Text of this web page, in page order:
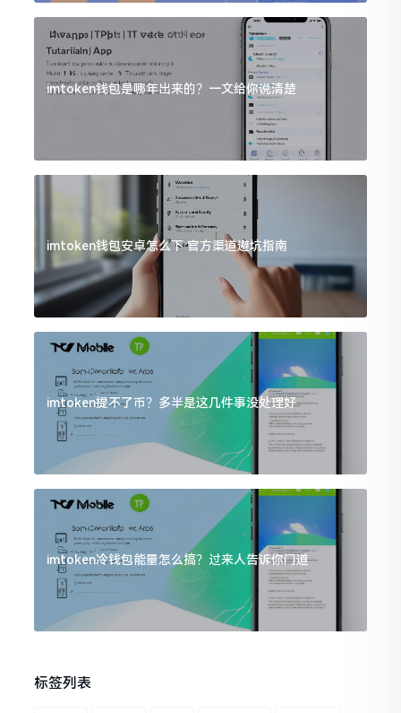
imtoken钱包是哪年出来的？一文给你说清楚
imtoken钱包安卓怎么下 官方渠道避坑指南
imtoken提不了币？多半是这几件事没处理好
imtoken冷钱包能量怎么搞？过来人告诉你门道
标签列表